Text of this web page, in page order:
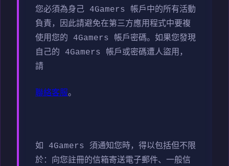
您必須為身己 4Gamers 帳戶中的所有活動
負責，因此請避免在第三方應用程式中要複
使用您的 4Gamers 帳戶密碼。如果您發現
自己的 4Gamers 帳戶或密碼遭人盜用，
請
聯絡客服。
如 4Gamers 須通知您時，得以包括但不限
於：向您註冊的信箱寄送電子郵件、一般信